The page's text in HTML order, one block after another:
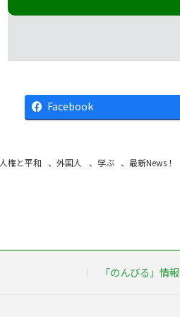
Facebook
人権と平和 、外国人 、 学ぶ 、最新News！
「のんびる」情報